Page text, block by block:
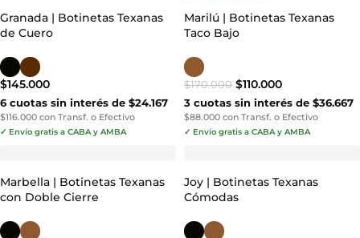
Granada | Botinetas Texanas
de Cuero
$145.000
6 cuotas sin interés de $24.167
$116.000 con Transf. o Efectivo
✓ Envío gratis a CABA y AMBA
Marilú | Botinetas Texanas
Taco Bajo
$170.000 $110.000
3 cuotas sin interés de $36.667
$88.000 con Transf. o Efectivo
✓ Envío gratis a CABA y AMBA
Marbella | Botinetas Texanas
con Doble Cierre
Joy | Botinetas Texanas
Cómodas